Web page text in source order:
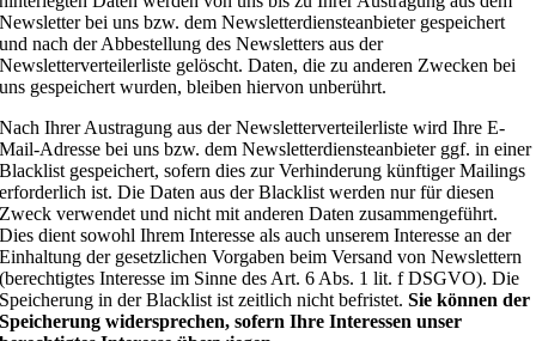
Newsletter bei uns bzw. dem Newsletterdiensteanbieter gespeichert
und nach der Abbestellung des Newsletters aus der
Newsletterverteilerliste gelöscht. Daten, die zu anderen Zwecken bei
uns gespeichert wurden, bleiben hiervon unberührt.
Nach Ihrer Austragung aus der Newsletterverteilerliste wird Ihre E-
Mail-Adresse bei uns bzw. dem Newsletterdiensteanbieter ggf. in einer
Blacklist gespeichert, sofern dies zur Verhinderung künftiger Mailings
erforderlich ist. Die Daten aus der Blacklist werden nur für diesen
Zweck verwendet und nicht mit anderen Daten zusammengeführt.
Dies dient sowohl Ihrem Interesse als auch unserem Interesse an der
Einhaltung der gesetzlichen Vorgaben beim Versand von Newslettern
(berechtigtes Interesse im Sinne des Art. 6 Abs. 1 lit. f DSGVO). Die
Speicherung in der Blacklist ist zeitlich nicht befristet.Sie können der
Speicherung widersprechen, sofern Ihre Interessen unser